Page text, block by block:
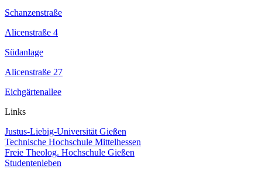
Schanzenstraße
Alicenstraße 4
Südanlage
Alicenstraße 27
Eichgärtenallee
Links
Justus-Liebig-Universität Gießen
Technische Hochschule Mittelhessen
Freie Theolog. Hochschule Gießen
Studentenleben